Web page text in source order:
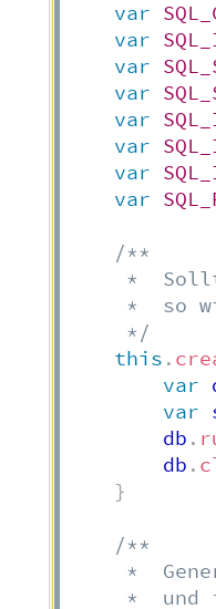
var
var
var
var
var
var
var
var
/**
*
*  so
     */
this .
var
var
        db
.
        db
.
}
/**
*
*  und